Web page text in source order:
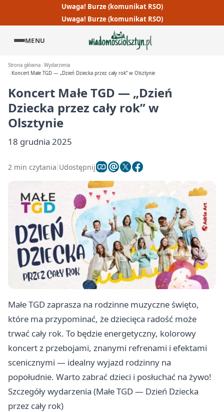
Uwaga! Burze (komunikat RSO)
Uwaga! Burze (komunikat RSO)
MENU
Strona główna Wydarzenia
Koncert Małe TGD — „Dzień Dziecka przez cały rok” w Olsztynie
Koncert Małe TGD — „Dzień
Dziecka przez cały rok” w
Olsztynie
18 grudnia 2025
2 min czytania Udostępnij
Małe TGD zaprasza na rodzinne muzyczne święto,
które ma przypominać, że dziecięca radość może
trwać cały rok. To będzie energetyczny, kolorowy
koncert z przebojami, znanymi refrenami i efektami
scenicznymi — idealny wyjazd rodzinny na
popołudnie. Warto zabrać dzieci i posłuchać na żywo!
Szczegóły wydarzenia (Małe TGD — Dzień Dziecka
przez cały rok)